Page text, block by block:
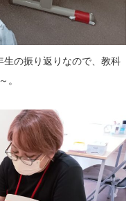
の振り返りなので、教科
。